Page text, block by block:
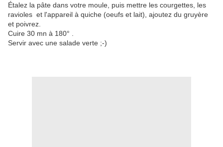
Étalez la pâte dans votre moule, puis mettre les courgettes, les
ravioles et l'appareil à quiche (oeufs et lait), ajoutez du gruyère
et poivrez.
Cuire 30 mn à 180° .
Servir avec une salade verte ;-)